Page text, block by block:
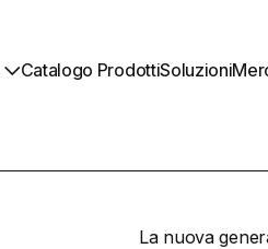
Catalogo ProdottiSoluzioni
La nuova